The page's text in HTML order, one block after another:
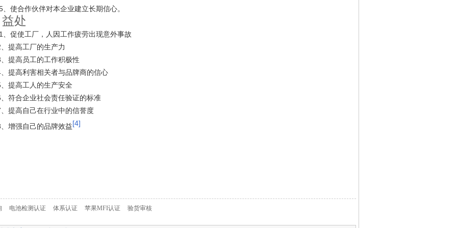
、使合作伙伴对本企业建立长期信心。
益处
、促使工厂，人因工作疲劳出现意外事故
、提高工厂的生产力
、提高员工的工作积极性
、提高利害相关者与品牌商的信心
、提高工人的生产安全
、符合企业社会责任验证的标准
、提高自己在行业中的信誉度
、增强自己的品牌效益[4]
电池检测认证 体系认证 苹果MFI认证 验货审核